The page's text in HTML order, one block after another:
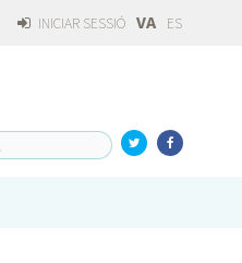
INICIAR SESSIÓ VA ES